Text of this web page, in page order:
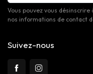
Vous pouvez vous
nos informations de contact
Suivez-nous